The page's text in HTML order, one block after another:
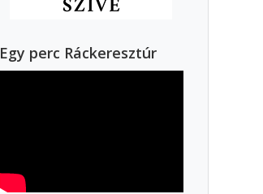
Egy perc Ráckeresztúr